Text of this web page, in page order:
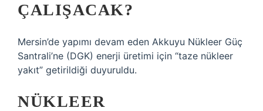
ÇALIŞACAK?
Mersin’de yapımı devam eden Akkuyu Nükleer Güç
Santrali’ne (DGK) enerji üretimi için “taze nükleer
yakıt” getirildiği duyuruldu.
NÜKLEER